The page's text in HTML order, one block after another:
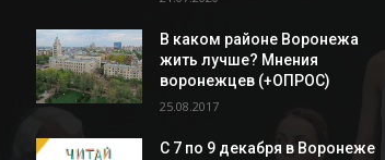
В каком районе Воронежа
жить лучше? Мнения
воронежцев (+ОПРОС)
25.08.2017
С 7 по 9 декабря в Воронеже